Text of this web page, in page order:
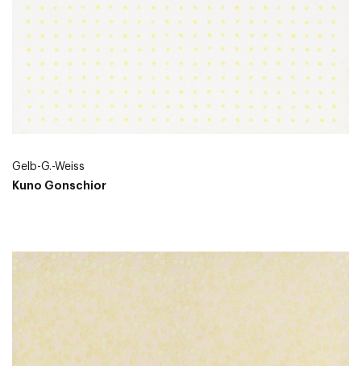
Gelb-G.-Weiss
Kuno Gonschior